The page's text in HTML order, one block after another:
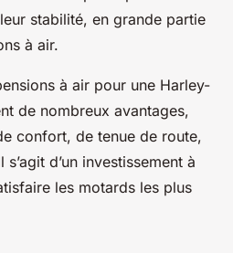
stabilité, en grande partie
à air.
à air pour une Harley-
de nombreux avantages,
confort, de tenue de route,
d’un investissement à
les motards les plus